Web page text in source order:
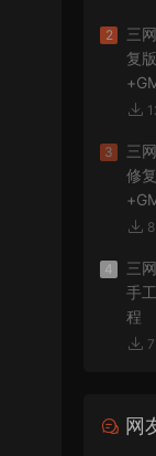
2
三
复
3
三
修
8
4
三
手
程
7
网